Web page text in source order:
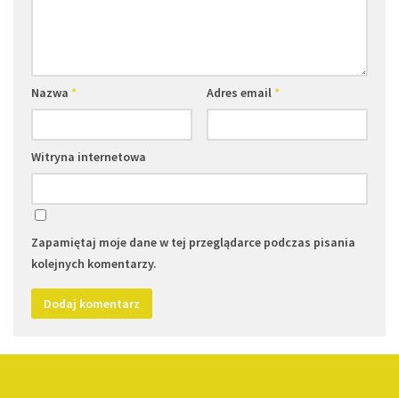
Nazwa * Adres email*
Witryna internetowa
Zapamiętaj moje dane w tej przeglądarce podczas pisania
kolejnych komentarzy.